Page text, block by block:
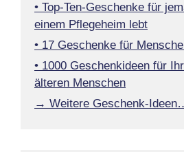
• Top-Ten-Geschenke für
einem Pflegeheim lebt
• 17 Geschenke für
• 1000 Geschenkideen für
älteren Menschen
→ Weitere Geschenk-